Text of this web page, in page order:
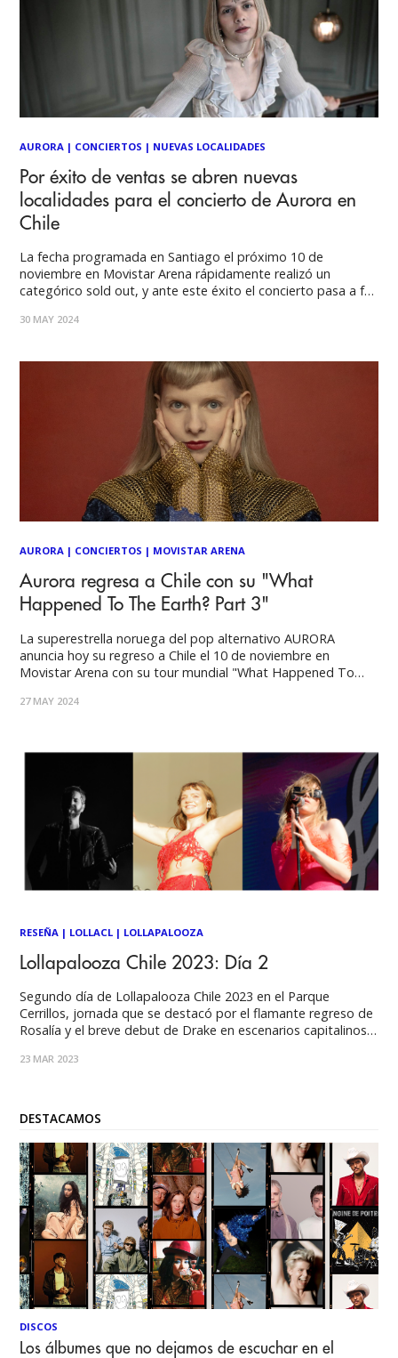
AURORA | CONCIERTOS | NUEVAS LOCALIDADES
Por éxito de ventas se abren nuevas
localidades para el concierto de Aurora en
Chile
La fecha programada en Santiago el próximo 10 de
noviembre en Movistar Arena rápidamente realizó un
categórico sold out, y ante este éxito el concierto pasa a full
están disponibles a partir en Puntoticket. La superestrella
30 MAY 2024
AURORA | CONCIERTOS | MOVISTAR ARENA
Aurora regresa a Chile con su "What
Happened To The Earth? Part 3"
La superestrella noruega del pop alternativo AURORA
anuncia hoy su regreso a Chile el 10 de noviembre en
Movistar Arena con su tour mundial "What Happened To
editado el 7 de junio ‘WHAT HAPPENED TO THE HEART?’.
27 MAY 2024
RESEÑA | LOLLACL | LOLLAPALOOZA
Lollapalooza Chile 2023: Día 2
Segundo día de Lollapalooza Chile 2023 en el Parque
Cerrillos, jornada que se destacó por el flamante regreso de
Rosalía y el breve debut de Drake en escenarios capitalinos.
pero su presencia no impidió que miles de fanáticos se
23 MAR 2023
DESTACAMOS
DISCOS
Los álbumes que no dejamos de escuchar en el